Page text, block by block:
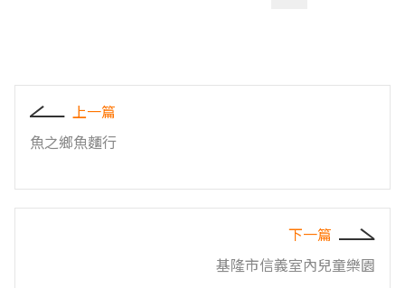
上一篇
魚之鄉魚麵行
下一篇
基隆市信義室內兒童樂園